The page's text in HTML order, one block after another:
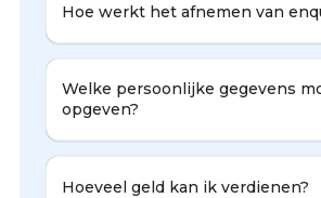
Hoe werkt het afnemen van
Welke persoonlijke gegevens
opgeven?
Hoeveel geld kan ik verdienen?